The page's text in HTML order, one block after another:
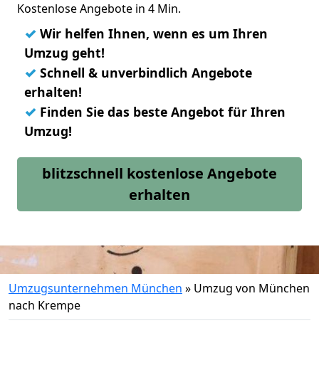
Kostenlose Angebote in 4 Min.
✓ Wir helfen Ihnen, wenn es um Ihren
Umzug geht!
✓ Schnell & unverbindlich Angebote
erhalten!
✓ Finden Sie das beste Angebot für Ihren
Umzug!
blitzschnell kostenlose Angebote
erhalten
Umzugsunternehmen München » Umzug von München
nach Krempe